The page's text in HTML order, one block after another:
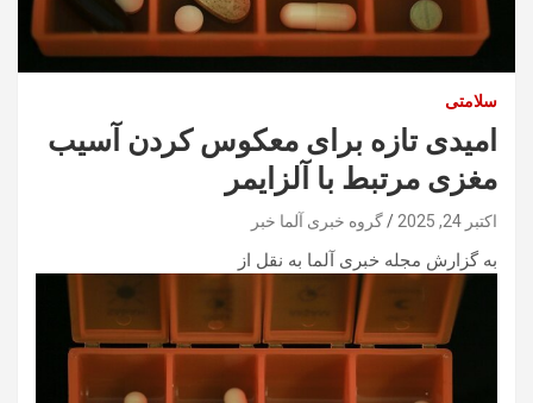
سلامتی
امیدی تازه برای معکوس کردن آسیب
مغزی مرتبط با آلزایمر
اکتبر 24, 2025 گروه خبری آلما خبر
به گزارش مجله خبری آلما به نقل از